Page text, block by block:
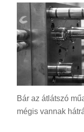
Bár az átlátszó
mégis vannak
EL
SV
ES_MX